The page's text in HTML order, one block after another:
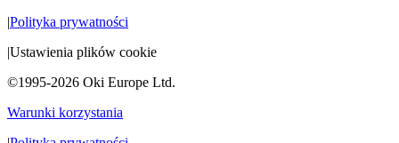
|Polityka prywatności
|Ustawienia plików cookie
©1995-2026 Oki Europe Ltd.
Warunki korzystania